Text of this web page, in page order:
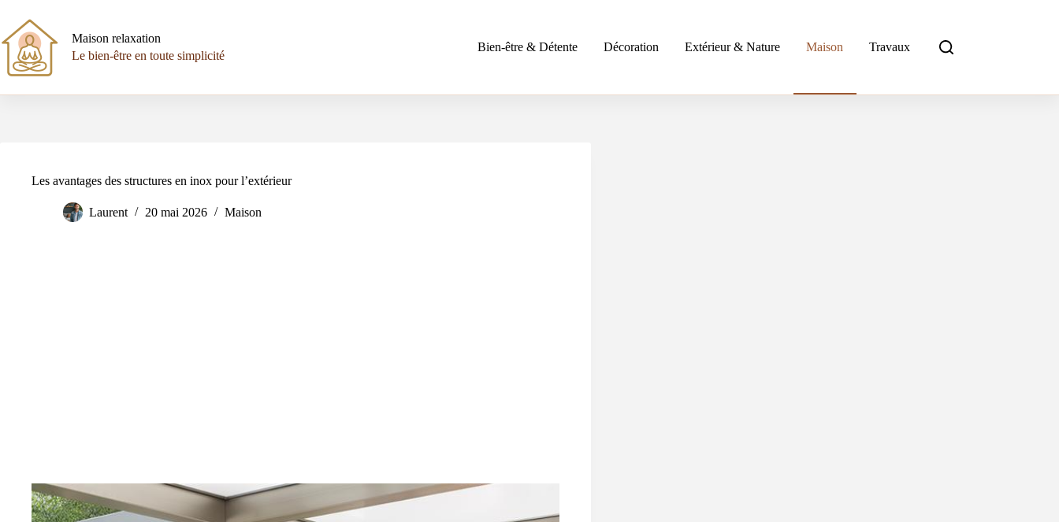
contenu
Maison relaxation
Le bien-être en toute simplicité
Bien-être & Détente Décoration Extérieur & Nature Maison Travaux
Les avantages des structures en inox pour l’extérieur
Laurent 20 mai 2026 Maison